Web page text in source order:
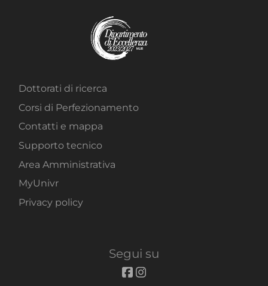
Dottorati di ricerca
Corsi di Perfezionamento
Contatti e mappa
Supporto tecnico
Area Amministrativa
MyUnivr
Privacy policy
Segui su